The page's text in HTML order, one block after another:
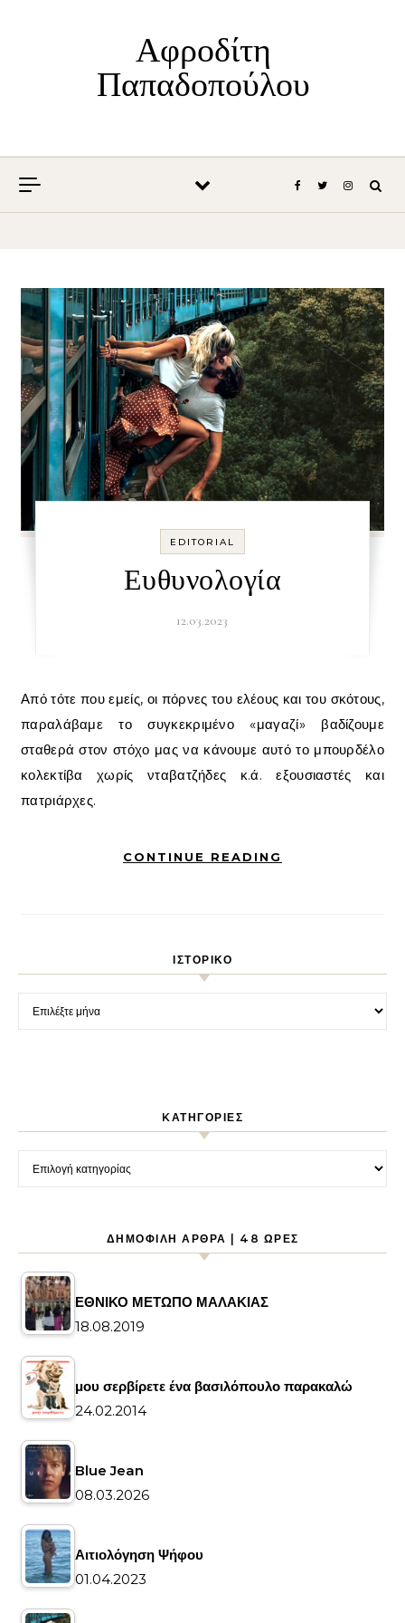
Αφροδίτη
Παπαδοπούλου
EDITORIAL
Ευθυνολογία
12.03.2023
Από τότε που εμείς, οι πόρνες του ελέους και του σκότους,
παραλάβαμε το συγκεκριμένο «μαγαζί» βαδίζουμε
σταθερά στον στόχο μας να κάνουμε αυτό το μπουρδέλο
κολεκτίβα χωρίς νταβατζήδες κ.ά. εξουσιαστές και
πατριάρχες.
CONTINUE READING
ΙΣΤΟΡΙΚΌ
Ιστορικό
KΑΤΗΓΟΡΊΕΣ
Kατηγορίες
ΔΗΜΟΦΙΛΉ ΆΡΘΡΑ | 48 ΏΡΕΣ
ΕΘΝΙΚΟ ΜΕΤΩΠΟ ΜΑΛΑΚΙΑΣ
18.08.2019
μου σερβίρετε ένα βασιλόπουλο παρακαλώ
24.02.2014
Blue Jean
08.03.2026
Αιτιολόγηση Ψήφου
01.04.2023